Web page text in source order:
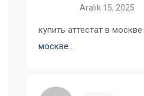
Aralık 15, 2025
купить аттестат в москве
москве .